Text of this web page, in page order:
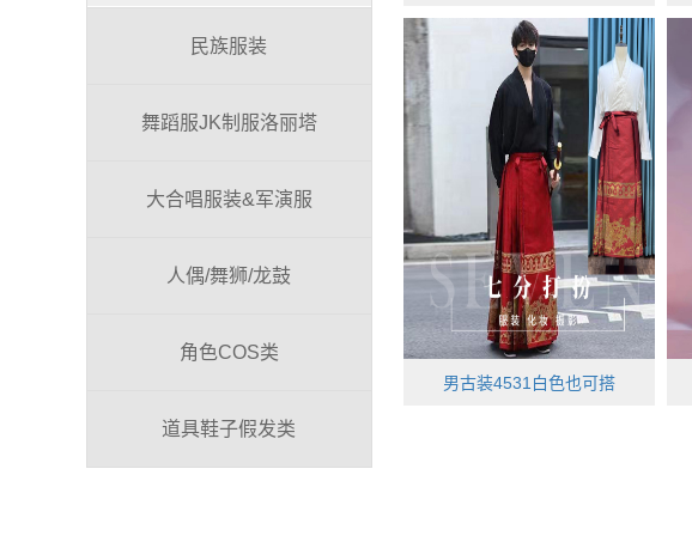
民族服装
舞蹈服JK制服洛丽塔
大合唱服装&军演服
人偶/舞狮/龙鼓
角色COS类
道具鞋子假发类
男古装4531白色也可搭